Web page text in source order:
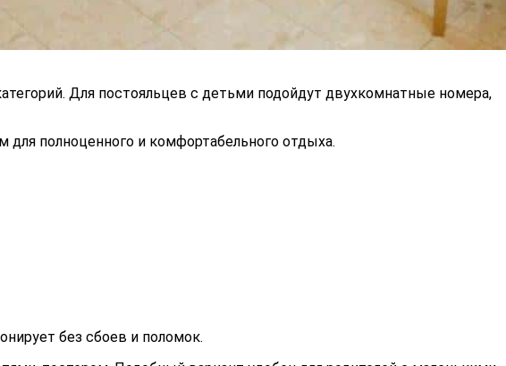
Для постояльцев с детьми подойдут двухкомнатные номера,
полноценного и комфортабельного отдыха.
без сбоев и поломок.